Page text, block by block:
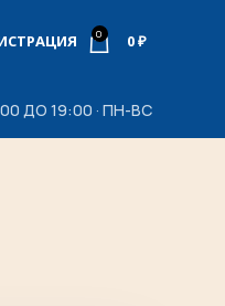
0 0₽
ДО 19:00 · ПН-ВС